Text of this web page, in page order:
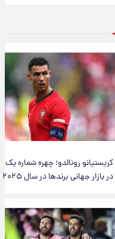
کریستیانو رونالدو؛ چهره شماره یک
در بازار جهانی برندها در سال ۲۰۲۵